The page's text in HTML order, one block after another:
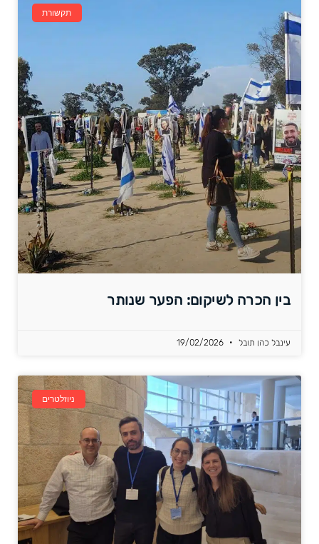
תקשורת
בין הכרה לשיקום: הפער שנותר
עינבל כהן תובל
ניוזלטרים